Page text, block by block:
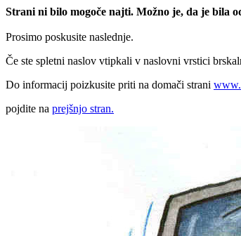
Strani ni bilo mogoče najti. Možno je, da je bila
Prosimo poskusite naslednje.
Če ste spletni naslov vtipkali v naslovni vrstici
Do informacij poizkusite priti na domači strani
pojdite na prejšnjo stran.